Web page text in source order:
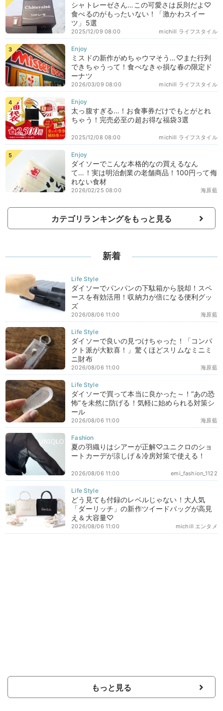
シャトレーゼさん…この可愛さは反則だよ♡
食べるのがもったいない！「激かわスイー
ツ」5選
michill ライフスタイル
2025/12/09 08:00
ミスドの新作がめちゃウマそう…♡また行列
できちゃうって！食べなきゃ損な春の限定ド
ーナツ
michill ライフスタイル
2026/03/09 08:00
太っ腹すぎる…！お食事券だけでもとがとれ
ちゃう！完売必至の超お得な福袋3選
michill ライフスタイル
2025/12/08 08:00
ダイソーでこんな本格的なの買えるなん
て…！実は明治創業の老舗商品！100円って侮
れない食材
海原藍
2026/02/25 08:00
カテゴリランキングをもっと見る
新着
ダイソーでパンパンの下駄箱から脱却！スペ
ースを有効活用！収納力が倍になる便利グッ
ズ
海原藍
2026/08/06 11:00
ダイソーで良いの見つけちゃった！「コンパ
クト派が大歓喜！」驚くほどスリムなミニミ
ニ財布
海原藍
2026/08/06 11:00
ダイソーで買って本当に良かった～！“あの恐
怖”を未然に防げる！気軽に始められる対策シ
ール
海原藍
2026/08/06 11:00
夏の羽織りはシアーが正解♡ユニクロのショ
ートカーデが涼しげ＆冷房対策で使える！
emi_fashion_1122
2026/08/06 11:00
どう見ても付録のレベルじゃない！大人気
「ダーリッチ」の新作ツイードバッグが高見
え＆大容量♡
michill エンタメ
2026/08/06 11:00
もっと見る